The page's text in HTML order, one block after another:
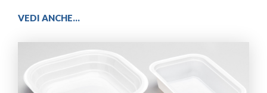
VEDI ANCHE...